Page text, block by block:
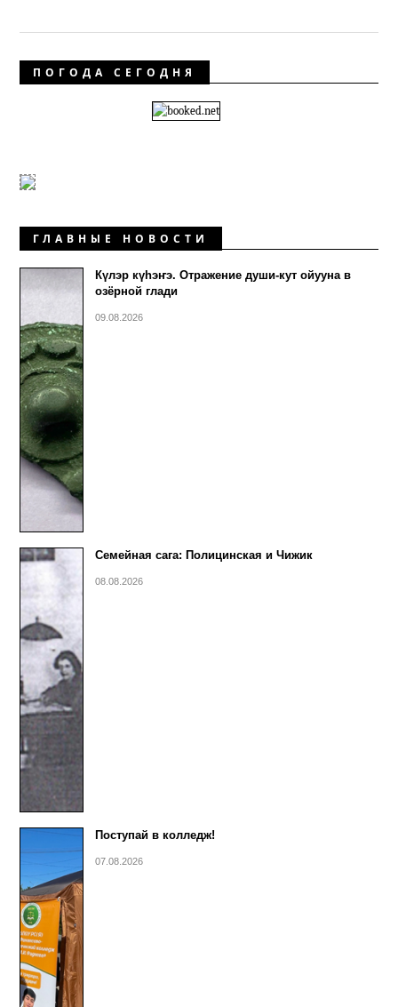
ПОГОДА СЕГОДНЯ
ГЛАВНЫЕ НОВОСТИ
Күлэр күhэҥэ. Отражение души-кут ойууна в
озёрной глади
09.08.2026
Семейная сага: Полицинская и Чижик
08.08.2026
Поступай в колледж!
07.08.2026